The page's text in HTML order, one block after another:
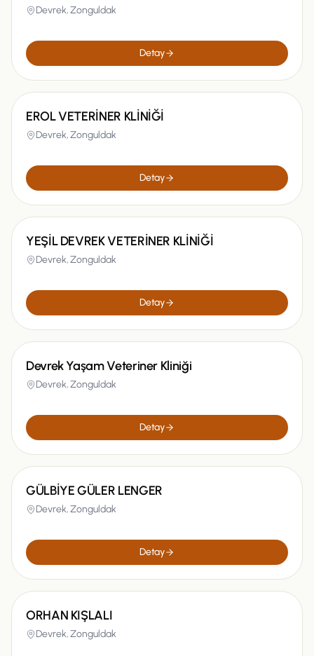
Devrek,Zonguldak
Detay
EROL VETERİNER KLİNİĞİ
Devrek,Zonguldak
Detay
YEŞİL DEVREK VETERİNER KLİNİĞİ
Devrek,Zonguldak
Detay
Devrek Yaşam Veteriner Kliniği
Devrek,Zonguldak
Detay
GÜLBİYE GÜLER LENGER
Devrek,Zonguldak
Detay
ORHAN KIŞLALI
Devrek,Zonguldak